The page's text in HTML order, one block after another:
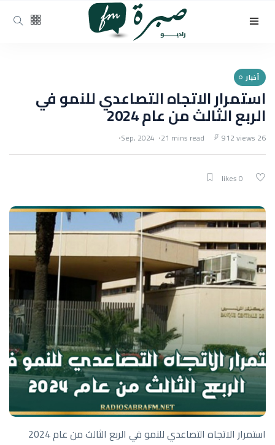
أخبار
استمرار الاتجاه التصاعدي للنمو في
الربع الثالث من عام 2024
26 Sep, 2024
21 mins read 912 views
استمرار الاتجاه التصاعدي للنمو في الربع الثالث من عام 2024